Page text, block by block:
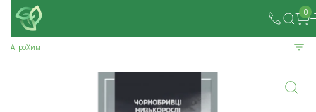
0
АгроХим